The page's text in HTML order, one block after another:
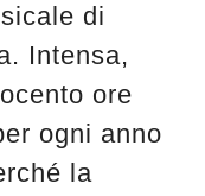
di
Intensa,
ore
ogni anno
la